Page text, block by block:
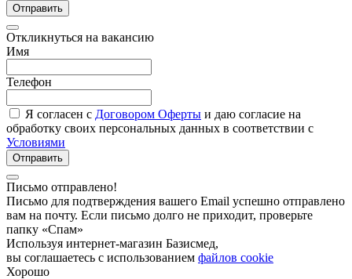
Отправить
Откликнуться на вакансию
Имя
Телефон
Я согласен с Договором Оферты и даю согласие на
обработку своих персональных данных в соответствии с
Условиями
Отправить
Письмо отправлено!
Письмо для подтверждения вашего Email успешно отправлено
вам на почту. Если письмо долго не приходит, проверьте
папку «Спам»
Используя интернет-магазин Базисмед,
вы соглашаетесь с использованием файлов cookie
Хорошо